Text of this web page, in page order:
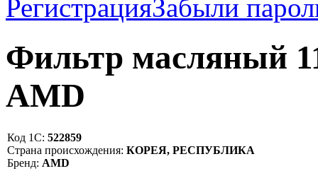
РегистрацияЗабыли
Фильтр масляный
AMD
Код 1С: 522859
Страна происхождения: КОРЕЯ, РЕСПУБЛИКА
Бренд: AMD